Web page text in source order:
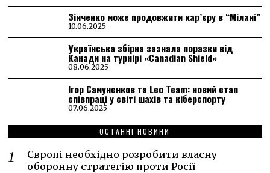
Зінченко може продовжити кар’єру в “Мілані”
10.06.2025
Українська збірна зазнала поразки від
Канади на турнірі «Canadian Shield»
08.06.2025
Ігор Самуненков та Leo Team: новий етап
співпраці у світі шахів та кіберспорту
07.06.2025
ОСТАННІ НОВИНИ
Європі необхідно розробити власну
оборонну стратегію проти Росії